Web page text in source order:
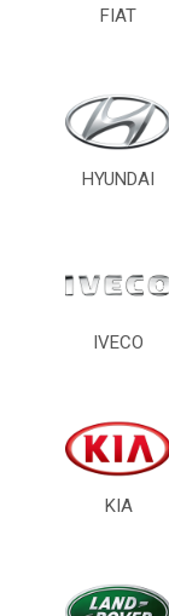
FIAT
HYUNDAI
IVECO
KIA